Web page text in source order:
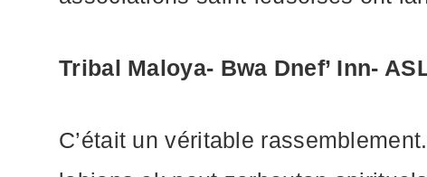
Tribal Maloya- Bwa Dnef’ Inn-
C’était un véritable